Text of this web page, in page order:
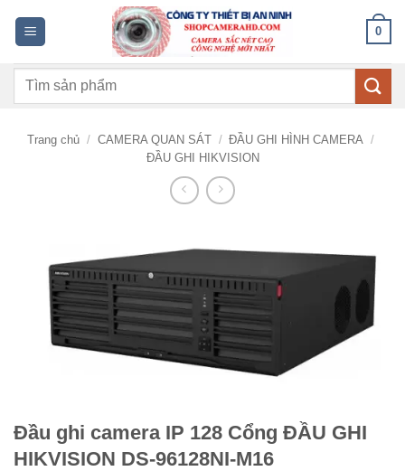
dung
0
Tìm
Trang chủ / CAMERA QUAN SÁT / ĐẦU GHI HÌNH CAMERA /
ĐẦU GHI HIKVISION
Đầu ghi camera IP 128 Cổng ĐẦU GHI
HIKVISION DS-96128NI-M16